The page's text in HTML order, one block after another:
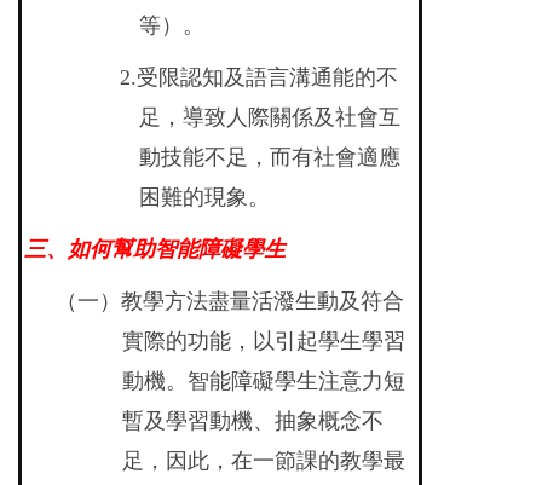
等）。
2.受限認知及語言溝通能的不
足，導致人際關係及社會互
動技能不足，而有社會適應
困難的現象。
三、如何幫助智能障礙學生
（一）教學方法盡量活潑生動及符合
實際的功能，以引起學生學習
動機。智能障礙學生注意力短
暫及學習動機、抽象概念不
足，因此，在一節課的教學最